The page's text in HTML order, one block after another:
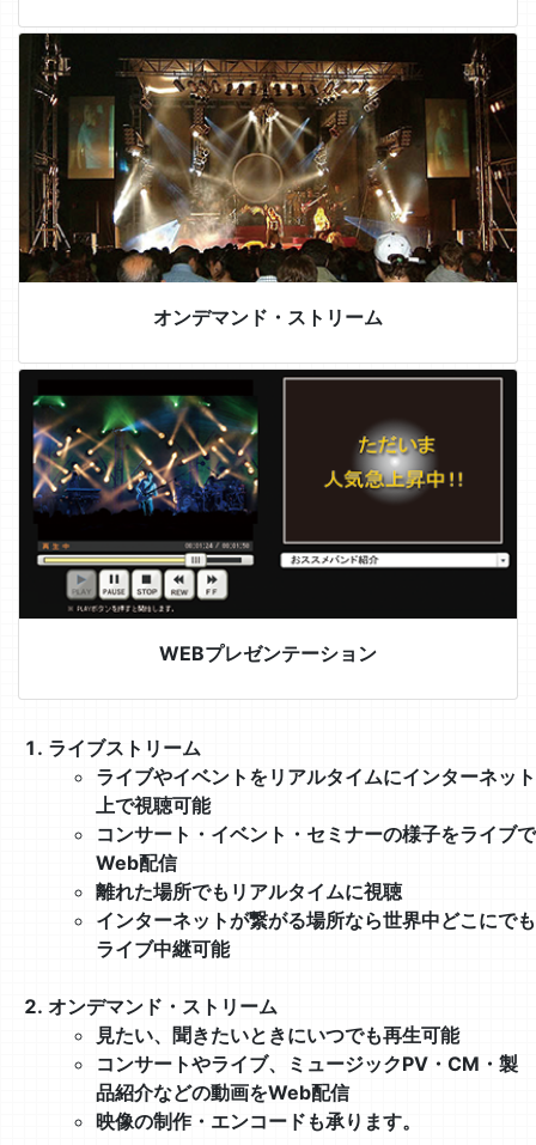
オンデマンド・ストリーム
WEBプレゼンテーション
ライブストリーム
ライブやイベントをリアルタイムにインターネット
上で視聴可能
コンサート・イベント・セミナーの様子をライブで
Web配信
離れた場所でもリアルタイムに視聴
インターネットが繋がる場所なら世界中どこにでも
ライブ中継可能
オンデマンド・ストリーム
見たい、聞きたいときにいつでも再生可能
コンサートやライブ、ミュージックPV・CM・製
品紹介などの動画をWeb配信
映像の制作・エンコードも承ります。